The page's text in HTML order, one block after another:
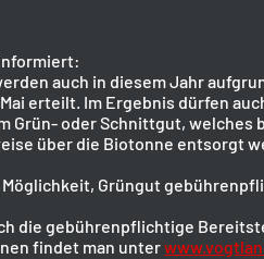
auch in diesem Jahr
Mai erteilt. Im Ergebnis dürfen
Grün- oder Schnittgut, welches
über die Biotonne entsorgt
Grüngut
die gebührenpflichtige
findet man unter